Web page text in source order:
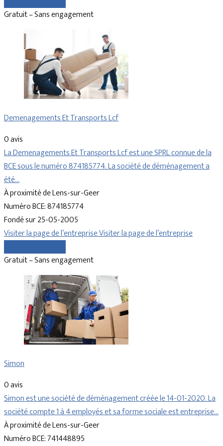
Gratuit – Sans engagement
Demenagements Et Transports Lcf
0 avis
La Demenagements Et Transports Lcf est une SPRL connue de la
BCE sous le numéro 874185774. La société de déménagement a
été…
À proximité de Lens-sur-Geer
Numéro BCE: 874185774
Fondé sur 25-05-2005
Visiter la page de l’entrepriseVisiter la page de l’entreprise
Gratuit – Sans engagement
Simon
0 avis
Simon est une société de déménagement créée le 14-01-2020. La
société compte 1 à 4 employés et sa forme sociale est entreprise…
À proximité de Lens-sur-Geer
Numéro BCE: 741448895